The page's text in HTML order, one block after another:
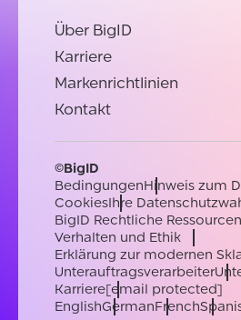
Über BigID
Karriere
Markenrichtlinien
Kontakt
©BigID
BedingungenHinweis zum
CookiesIhre
BigID Rechtliche Ressourcen
Verhalten und Ethik
Erklärung zur modernen
Unterauftragsverarbeiter
Karriere[email protected]
EnglishGermanFrench